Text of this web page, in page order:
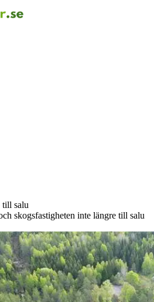
till salu
skogsfastigheten inte längre till salu